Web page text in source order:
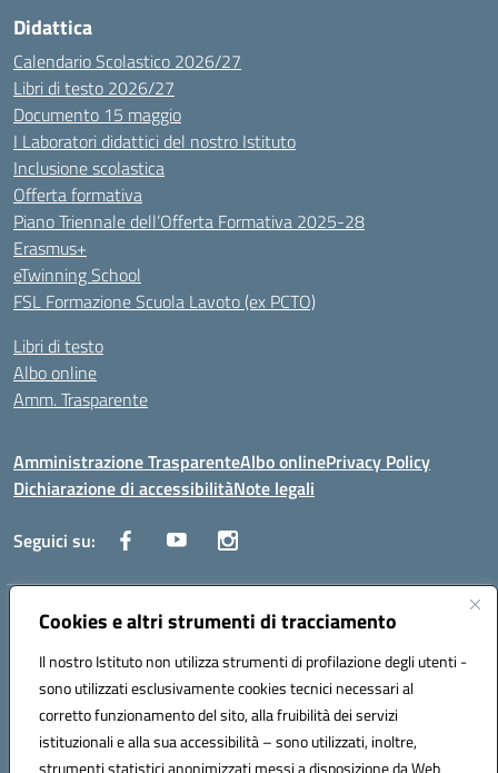
Cookies e altri strumenti di tracciamento
Il nostro Istituto non utilizza strumenti di profilazione degli utenti -
sono utilizzati esclusivamente cookies tecnici necessari al
corretto funzionamento del sito, alla fruibilità dei servizi
istituzionali e alla sua accessibilità – sono utilizzati, inoltre,
strumenti statistici anonimizzati messi a disposizione da Web
Didattica
Calendario Scolastico 2026/27
Libri di testo 2026/27
Documento 15 maggio
I Laboratori didattici del nostro Istituto
Inclusione scolastica
Offerta formativa
Piano Triennale dell’Offerta Formativa 2025-28
Erasmus+
eTwinning School
FSL Formazione Scuola Lavoto (ex PCTO)
Libri di testo
Albo online
Amm. Trasparente
Amministrazione TrasparenteAlbo onlinePrivacy Policy
Dichiarazione di accessibilitàNote legali
Seguici su:
Indirizzo:Lecce
Posta elettronica certificata (PEC):leis03400t@pec.istruzione.it
Codice fiscale: 80010750752
Codice meccanografico: leis03400t